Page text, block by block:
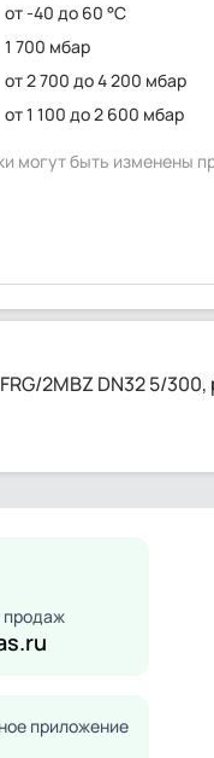
от -40 до 60 °C
1 700 мбар
от 2 700 до 4 200 мбар
от 1 100 до 2 600 мбар
могут быть изменены
2MBZ DN32 5/
продаж
приложение